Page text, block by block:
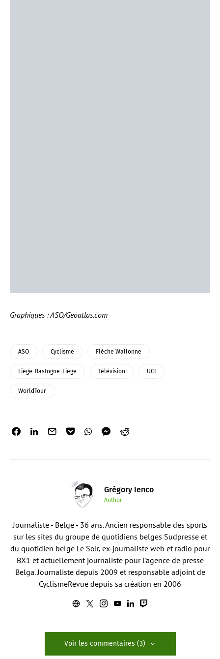
Graphiques : ASO/Geoatlas.com
ASO Cyclisme Flèche Wallonne
Liège-Bastogne-Liège Télévision UCI
WorldTour
Grégory Ienco
Author
Journaliste - Belge - 36 ans. Ancien responsable des sports
sur les sites du groupe de quotidiens belges Sudpresse et
du quotidien belge Le Soir, ex-journaliste web et radio pour
BX1 et actuellement journaliste pour l'agence de presse
Belga. Journaliste depuis 2009 et responsable adjoint de
CyclismeRevue depuis sa création en 2006
Voir les commentaires (3)